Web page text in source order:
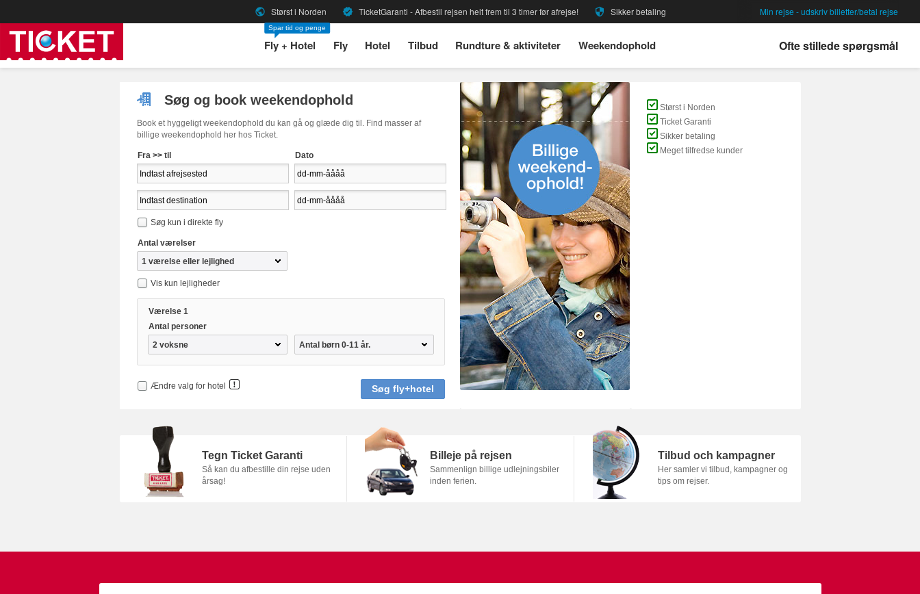
public Størst i Norden verified TicketGaranti - Afbestil rejsen helt frem til 3 timer før afrejse! security Sikker betaling Min rejse - udskriv billetter/betal rejse
Spar tid og penge
Fly + Hotel Fly Hotel Tilbud Rundture & aktiviteter Weekendophold Ofte stillede spørgsmål
Søg og book weekendophold
Book et hyggeligt weekendophold du kan gå og glæde dig til. Find masser af
billige weekendophold her hos Ticket.
Fra >> til Dato
Søg kun i direkte fly
Antal værelser
Vis kun lejligheder
Værelse 1
Antal personer
Ændre valg for hotel Søg fly+hotel
Størst i Norden
Ticket Garanti
Sikker betaling
Meget tilfredse kunder
Tegn Ticket Garanti
Så kan du afbestille din rejse uden
årsag!
Billeje på rejsen
Sammenlign billige udlejningsbiler
inden ferien.
Tilbud och kampagner
Her samler vi tilbud, kampagner og
tips om rejser.